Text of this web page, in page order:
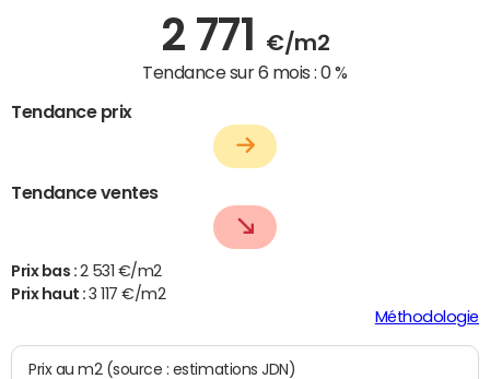
2 771 €/m2
Tendance sur 6 mois :0 %
Tendance prix
Tendance ventes
Prix bas : 2 531 €/m2
Prix haut :3 117 €/m2
Méthodologie
Prix au m2 (source : estimations JDN)